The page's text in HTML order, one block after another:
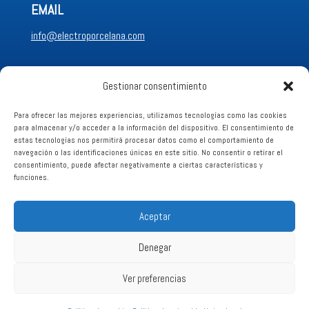
Gestionar consentimiento
Para ofrecer las mejores experiencias, utilizamos tecnologías como las cookies
para almacenar y/o acceder a la información del dispositivo. El consentimiento de
estas tecnologías nos permitirá procesar datos como el comportamiento de
navegación o las identificaciones únicas en este sitio. No consentir o retirar el
consentimiento, puede afectar negativamente a ciertas características y
funciones.
Aceptar
Denegar
Ver preferencias
EMAIL
info@electroporcelana.com
Aviso legal
Política de Privacidad
(C) 2026 ELECTROPORCELANA - Diseñado por FREE